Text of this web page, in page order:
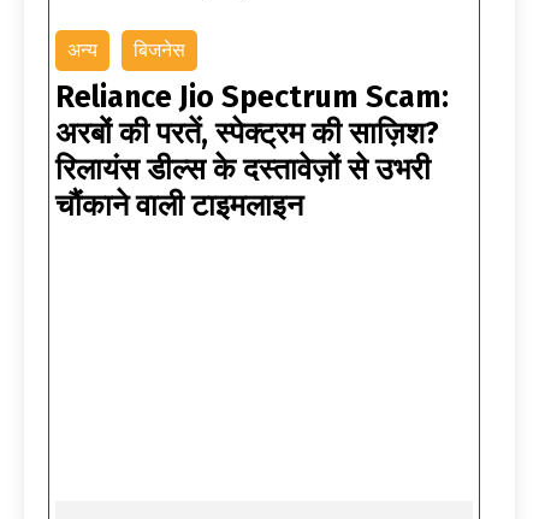
अन्य बिजनेस
Reliance Jio Spectrum Scam:
अरबों की परतें, स्पेक्ट्रम की साज़िश?
रिलायंस डील्स के दस्तावेज़ों से उभरी
चौंकाने वाली टाइमलाइन